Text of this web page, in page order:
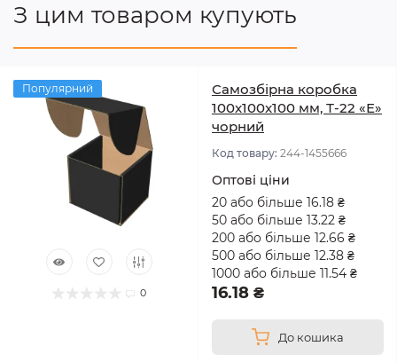
З цим товаром купують
Популярний
0
Самозбірна коробка
100x100x100 мм, Т-22 «Е»
чорний
Код товару: 244-1455666
Оптові ціни
20 або більше 16.18 ₴
50 або більше 13.22 ₴
200 або більше 12.66 ₴
500 або більше 12.38 ₴
1000 або більше 11.54 ₴
16.18 ₴
До кошика